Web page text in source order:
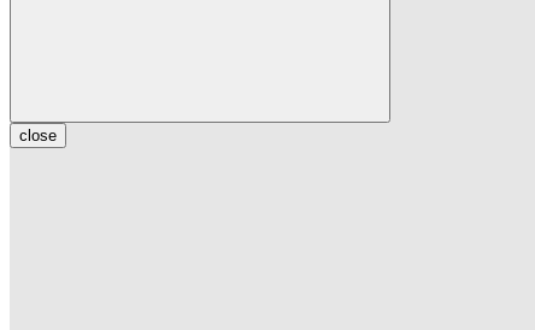
close